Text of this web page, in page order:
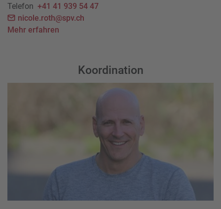
Telefon +41 41 939 54 47
nicole.roth@spv.ch
Mehr erfahren
Koordination